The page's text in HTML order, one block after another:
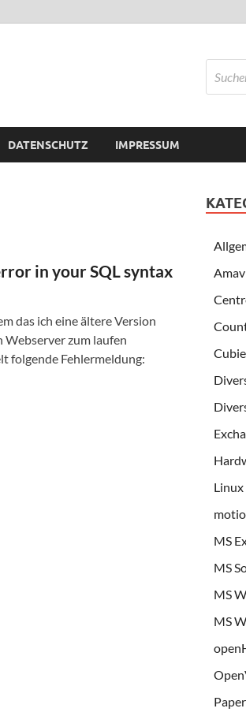
DATENSCHUTZ IMPRESSUM
in your SQL syntax
das ich eine ältere Version
Webserver zum laufen
folgende Fehlermeldung:
Linux
MS
MS
MS
MS